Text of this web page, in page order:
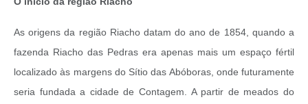
As origens da região Riacho datam do ano de 1854, quando a
fazenda Riacho das Pedras era apenas mais um espaço fértil
localizado às margens do Sítio das Abóboras, onde futuramente
seria fundada a cidade de Contagem. A partir de meados do